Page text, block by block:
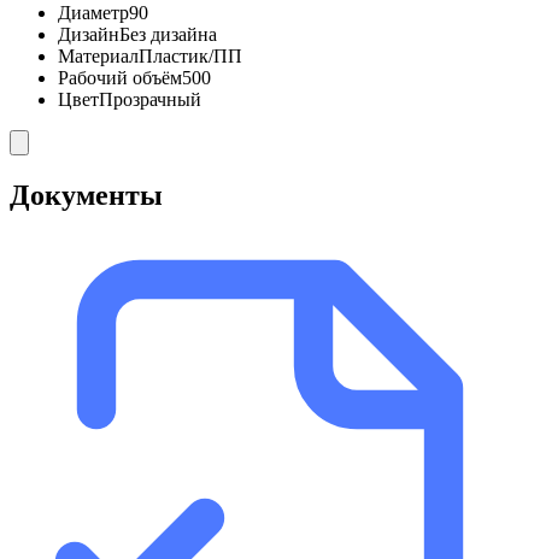
Диаметр90
ДизайнБез дизайна
МатериалПластик/ПП
Рабочий объём500
ЦветПрозрачный
Документы